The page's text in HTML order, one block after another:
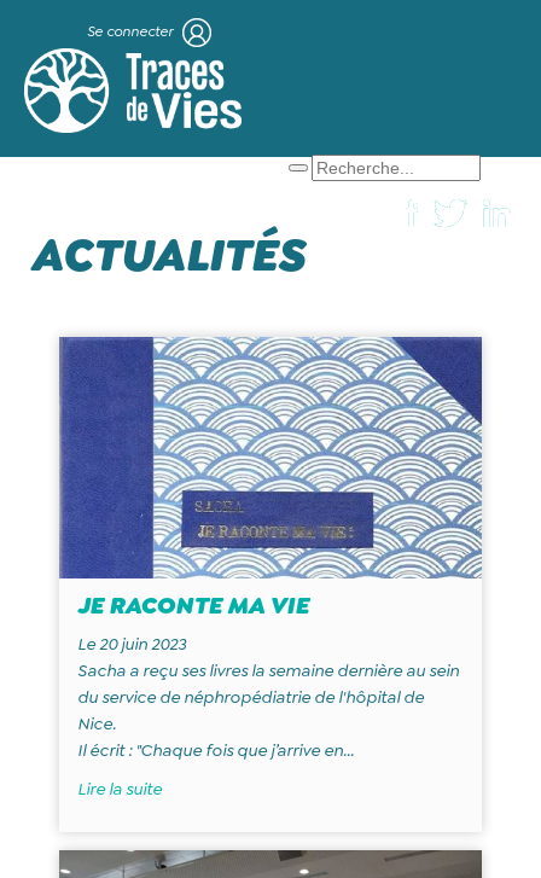
Se connecter
ACTUALITÉS
JE RACONTE MA VIE
Le 20 juin 2023
Sacha a reçu ses livres la semaine dernière au sein
du service de néphropédiatrie de l'hôpital de
Nice.
Il écrit : "Chaque fois que j’arrive en...
Lire la suite